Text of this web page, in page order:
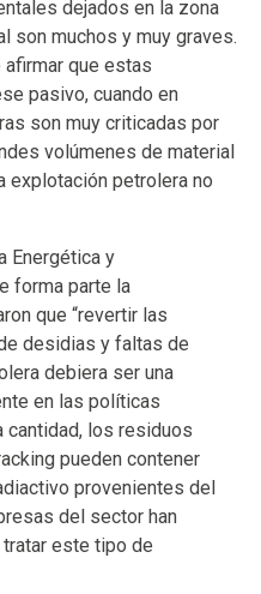
dejados en la zona
son muchos y muy graves.
que estas
pasivo, cuando en
son muy criticadas por
volúmenes de material
explotación petrolera no
Energética y
forma parte la
que “revertir las
desidias y faltas de
debiera ser una
en las políticas
cantidad, los residuos
pueden contener
provenientes del
del sector han
este tipo de